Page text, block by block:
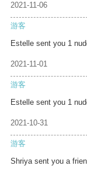
2021-11-06
游客
Estelle sent you 1
2021-11-01
游客
Estelle sent you 1
2021-10-31
游客
Shriya sent you a frien